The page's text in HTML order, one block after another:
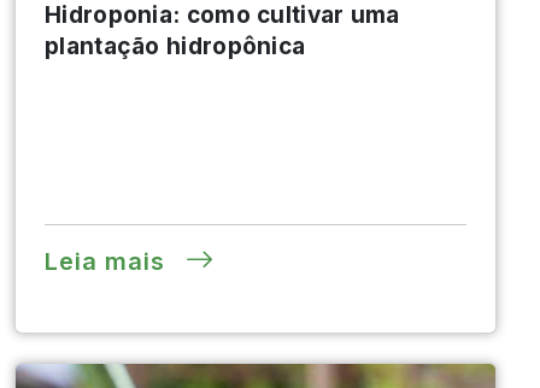
Hidroponia: como cultivar uma
plantação hidropônica
Leia mais